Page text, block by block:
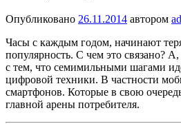
Опубликовано 26.11.2014 автором
Часы с каждым годом, начинают
популярность. С чем это связано? А,
с тем, что семимильными шагами
цифровой техники. В частности
смартфонов. Которые в свою
главной арены потребителя.